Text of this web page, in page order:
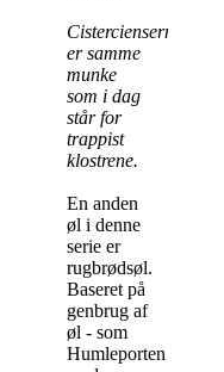
Cisterciensermunkene
er samme
munke
som i dag
står for
trappist
klostrene.
En anden
øl i denne
serie er
rugbrødsøl.
Baseret på
genbrug af
øl - som
Humleporten